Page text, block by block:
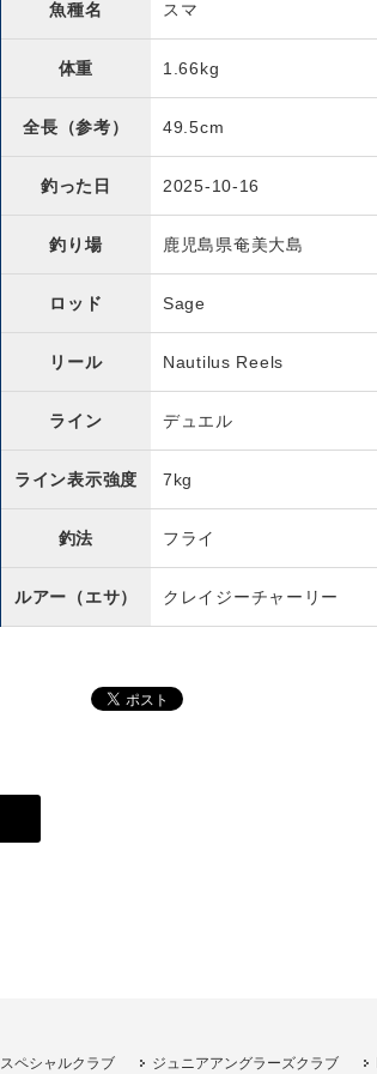
魚種名 スマ
体重 1.66kg
全長（参考） 49.5cm
釣った日 2025-10-16
釣り場 鹿児島県奄美大島
ロッド Sage
リール Nautilus Reels
ライン デュエル
ライン表示強度 7kg
釣法 フライ
ルアー（エサ） クレイジーチャーリー
スペシャルクラブ ジュニアアングラーズクラブ